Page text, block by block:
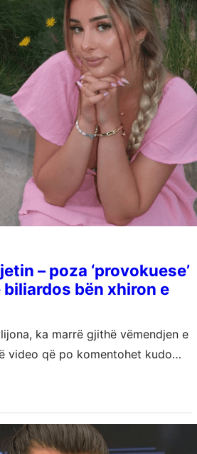
– poza ‘provokuese’
bën xhiron e
ka marrë gjithë vëmendjen e
video që po komentohet kudo